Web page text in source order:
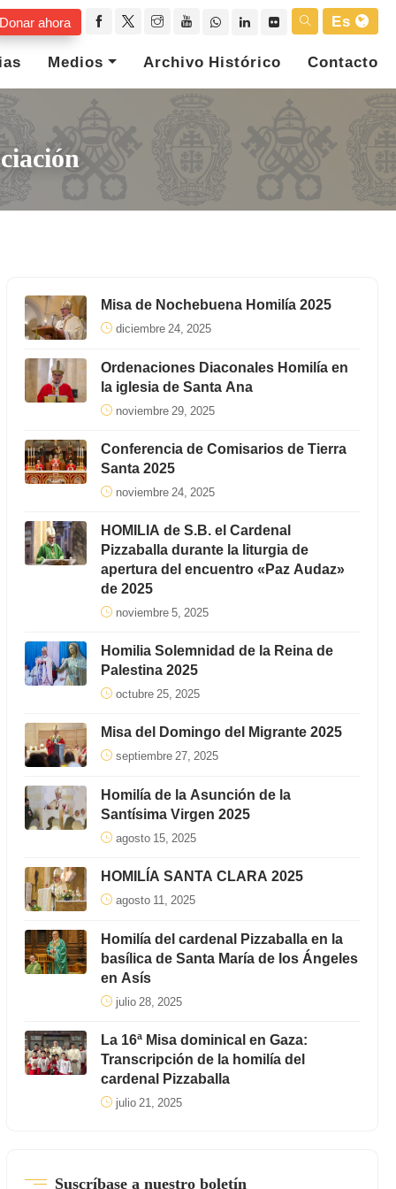
Donar ahora
Es
Medios Archivo Histórico Contacto
Misa de Nochebuena Homilía 2025
diciembre 24, 2025
Ordenaciones Diaconales Homilía en
la iglesia de Santa Ana
noviembre 29, 2025
Conferencia de Comisarios de Tierra
Santa 2025
noviembre 24, 2025
HOMILIA de S.B. el Cardenal
Pizzaballa durante la liturgia de
apertura del encuentro «Paz Audaz»
de 2025
noviembre 5, 2025
Homilia Solemnidad de la Reina de
Palestina 2025
octubre 25, 2025
Misa del Domingo del Migrante 2025
septiembre 27, 2025
Homilía de la Asunción de la
Santísima Virgen 2025
agosto 15, 2025
HOMILÍA SANTA CLARA 2025
agosto 11, 2025
Homilía del cardenal Pizzaballa en la
basílica de Santa María de los Ángeles
en Asís
julio 28, 2025
La 16ª Misa dominical en Gaza:
Transcripción de la homilía del
cardenal Pizzaballa
julio 21, 2025
Suscríbase a nuestro boletín